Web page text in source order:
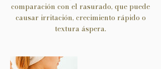
comparación con el rasurado, que puede
causar irritación, crecimiento rápido o
textura áspera.